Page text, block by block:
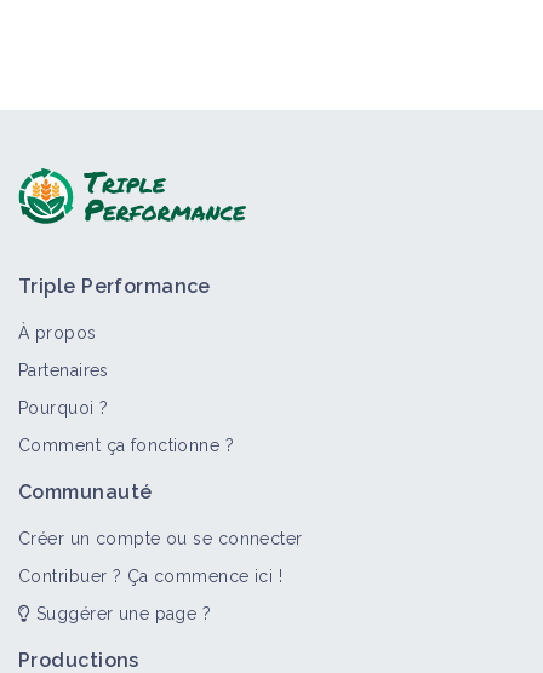
Triple Performance
À propos
Partenaires
Pourquoi ?
Comment ça fonctionne ?
Communauté
Créer un compte ou se connecter
Contribuer ? Ça commence ici !
Suggérer une page ?
Productions